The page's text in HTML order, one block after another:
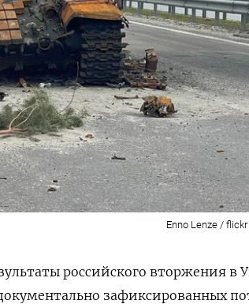
Enno Lenze / flickr
российского вторжения в
зафиксированных